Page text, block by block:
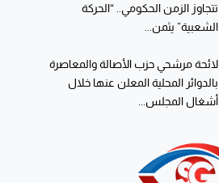
تتجاوز الزمن الحكومي.. “الحركة
الشعبية” يثمن...
لائحة مرشحي حزب الأصالة والمعاصرة
بالدوائر المحلية المعلن عنها خلال
أشغال المجلس...